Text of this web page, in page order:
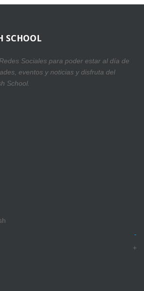
SCHOOL
Sociales para poder estar al día de
eventos y noticias y disfruta del
School.